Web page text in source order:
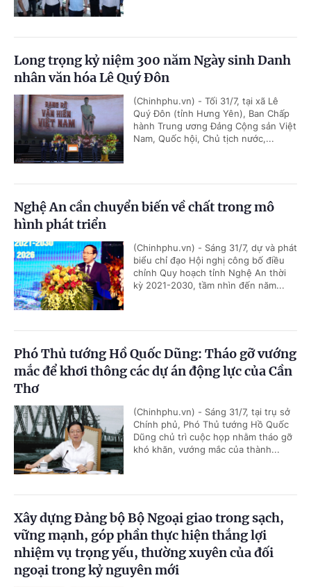
Long trọng kỷ niệm 300 năm Ngày sinh Danh
nhân văn hóa Lê Quý Đôn
(Chinhphu.vn) - Tối 31/7, tại xã Lê
Quý Đôn (tỉnh Hưng Yên), Ban Chấp
hành Trung ương Đảng Cộng sản Việt
Nam, Quốc hội, Chủ tịch nước,...
Nghệ An cần chuyển biến về chất trong mô
hình phát triển
(Chinhphu.vn) - Sáng 31/7, dự và phát
biểu chỉ đạo Hội nghị công bố điều
chỉnh Quy hoạch tỉnh Nghệ An thời
kỳ 2021-2030, tầm nhìn đến năm...
Phó Thủ tướng Hồ Quốc Dũng: Tháo gỡ vướng
mắc để khơi thông các dự án động lực của Cần
Thơ
(Chinhphu.vn) - Sáng 31/7, tại trụ sở
Chính phủ, Phó Thủ tướng Hồ Quốc
Dũng chủ trì cuộc họp nhằm tháo gỡ
khó khăn, vướng mắc của thành...
Xây dựng Đảng bộ Bộ Ngoại giao trong sạch,
vững mạnh, góp phần thực hiện thắng lợi
nhiệm vụ trọng yếu, thường xuyên của đối
ngoại trong kỷ nguyên mới